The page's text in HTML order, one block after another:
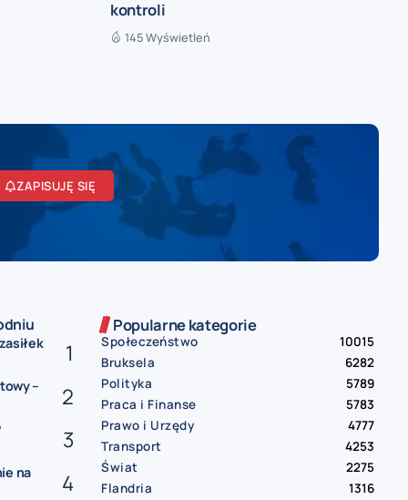
kontroli
145 Wyświetleń
ZAPISUJĘ SIĘ
–
na
Popularne kategorie
Społeczeństwo
10015
Bruksela
6282
Polityka
5789
Praca i Finanse
5783
Prawo i Urzędy
4777
Transport
4253
Świat
2275
Flandria
1316